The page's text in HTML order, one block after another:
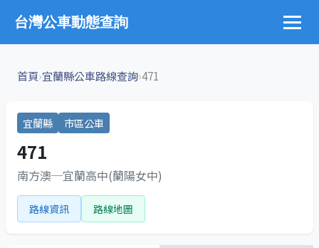
台灣公車動態查詢
首頁›宜蘭縣公車路線查詢›471
宜蘭縣 市區公車
471
南方澳─宜蘭高中(蘭陽女中)
路線資訊 路線地圖